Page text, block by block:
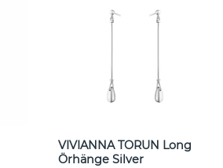
VIVIANNA TORUN Long
Örhänge Silver